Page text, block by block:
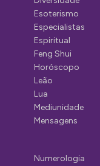
Esoterismo
Especialistas
Espiritual
Feng Shui
Horóscopo
Leão
Lua
Mediunidade
Mensagens
Numerologia